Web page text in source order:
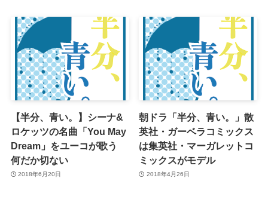
【半分、青い。】シーナ&
ロケッツの名曲「You May
Dream」をユーコが歌う
何だか切ない
2018年6月20日
朝ドラ「半分、青い。」散
英社・ガーベラコミックス
は集英社・マーガレットコ
ミックスがモデル
2018年4月26日